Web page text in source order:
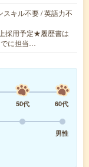
スキル不要 / 英語力不
採用予定★履歴書は
に担当…
50代
60代
男性